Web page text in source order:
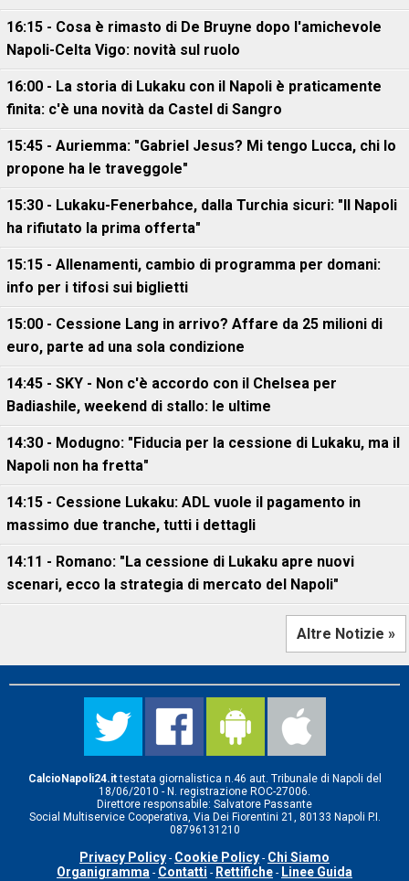
16:15 - Cosa è rimasto di De Bruyne dopo l'amichevole
Napoli-Celta Vigo: novità sul ruolo
16:00 - La storia di Lukaku con il Napoli è praticamente
finita: c'è una novità da Castel di Sangro
15:45 - Auriemma: "Gabriel Jesus? Mi tengo Lucca, chi lo
propone ha le traveggole"
15:30 - Lukaku-Fenerbahce, dalla Turchia sicuri: "Il Napoli
ha rifiutato la prima offerta"
15:15 - Allenamenti, cambio di programma per domani:
info per i tifosi sui biglietti
15:00 - Cessione Lang in arrivo? Affare da 25 milioni di
euro, parte ad una sola condizione
14:45 - SKY - Non c'è accordo con il Chelsea per
Badiashile, weekend di stallo: le ultime
14:30 - Modugno: "Fiducia per la cessione di Lukaku, ma il
Napoli non ha fretta"
14:15 - Cessione Lukaku: ADL vuole il pagamento in
massimo due tranche, tutti i dettagli
14:11 - Romano: "La cessione di Lukaku apre nuovi
scenari, ecco la strategia di mercato del Napoli"
Altre Notizie »
CalcioNapoli24.ittestata giornalistica n.46 aut. Tribunale di Napoli del
18/06/2010 - N. registrazione ROC-27006.
Direttore responsabile: Salvatore Passante
Social Multiservice Cooperativa, Via Dei Fiorentini 21, 80133 Napoli P.I.
08796131210
Privacy Policy - Cookie Policy - Chi Siamo
Organigramma - Contatti - Rettifiche - Linee Guida